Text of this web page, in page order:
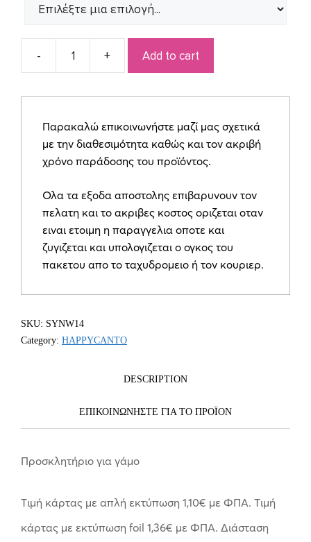
Προσκλητήριο
γάμο
quantity
Add to cart
Παρακαλώ επικοινωνήστε μαζί μας σχετικά
με την διαθεσιμότητα καθώς και τον ακριβή
χρόνο παράδοσης του προϊόντος.
Ολα τα εξοδα αποστολης επιβαρυνουν τον
πελατη και το ακριβες κοστος οριζεται οταν
ειναι ετοιμη η παραγγελια οποτε και
ζυγιζεται και υπολογιζεται ο ογκος του
πακετου απο το ταχυδρομειο ή τον κουριερ.
SKU: SYNW14
Category: HAPPYCANTO
DESCRIPTION
ΕΠΙΚΟΙΝΩΝΗΣΤΕ ΓΙΑ ΤΟ ΠΡΟΪOΝ
Προσκλητήριο για γάμο
Tιμή κάρτας με απλή εκτύπωση 1,10€ με ΦΠΑ. Tιμή
κάρτας με εκτύπωση foil 1,36€ με ΦΠΑ. Διάσταση